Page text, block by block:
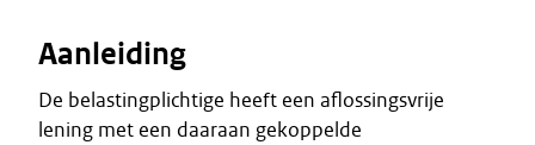
Aanleiding
De belastingplichtige heeft een aflossingsvrije
lening met een daaraan gekoppelde